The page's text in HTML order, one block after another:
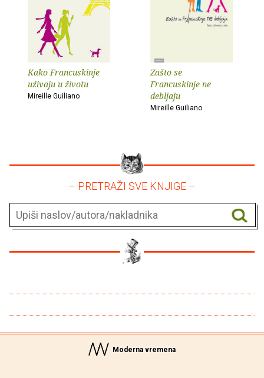
Kako Francuskinje
uživaju u životu
Mireille Guiliano
Zašto se
Francuskinje ne
debljaju
Mireille Guiliano
– PRETRAŽI SVE KNJIGE –
Moderna vremena